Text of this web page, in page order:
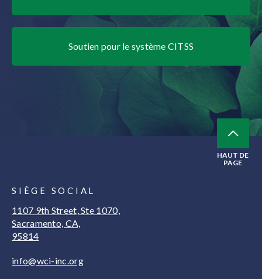
Soutien pour le système CITSS
HAUT DE
PAGE
SIÈGE SOCIAL
1107 9th Street, Ste 1070,
Sacramento, CA,
95814
info@wci-inc.org